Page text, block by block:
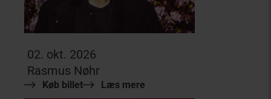
02. okt. 2026
Rasmus Nøhr
Køb billet Læs mere